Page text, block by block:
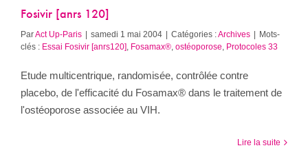
Fosivir [anrs 120]
ParAct Up-Paris | samedi 1 mai 2004 | Catégories :Archives | Mots-
clés : Essai Fosivir [anrs120] Fosamax® ostéoporose Protocoles 33
Etude multicentrique, randomisée, contrôlée contre
placebo, de l'efficacité du Fosamax® dans le traitement de
l'ostéoporose associée au VIH.
Lire la suite